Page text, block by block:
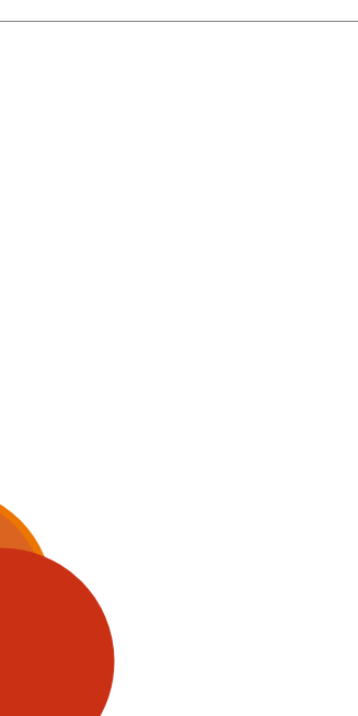
El ecosistema que